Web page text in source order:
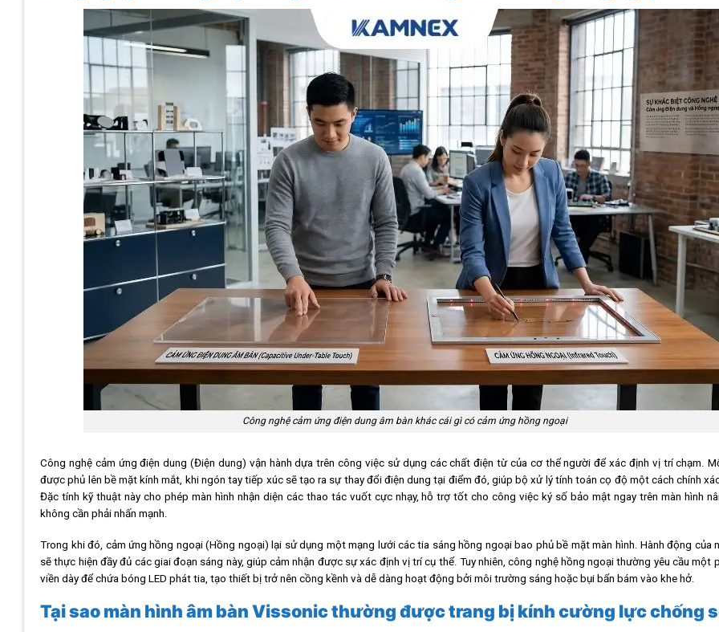
Công nghệ cảm ứng điện dung âm bàn khác cái gì có cảm ứng hồng ngoại
Công nghệ cảm ứng điện dung (Điện dung) vận hành dựa trên công việc sử dụng các chất điện từ của cơ thể người để xác định vị trí chạm.
được phủ lên bề mặt kính mắt, khi ngón tay tiếp xúc sẽ tạo ra sự thay đổi điện dung tại điểm đó, giúp bộ xử lý tính toán cọ độ một cách chính
Đặc tính kỹ thuật này cho phép màn hình nhận diện các thao tác vuốt cực nhạy, hỗ trợ tốt cho công việc ký số bảo mật ngay trên màn hình
không cần phải nhấn mạnh.
Trong khi đó, cảm ứng hồng ngoại (Hồng ngoại) lại sử dụng một mạng lưới các tia sáng hồng ngoại bao phủ bề mặt màn hình. Hành động của
sẽ thực hiện đầy đủ các giai đoạn sáng này, giúp cảm nhận được sự xác định vị trí cụ thể. Tuy nhiên, công nghệ hồng ngoại thường yêu cầu một
viền dày để chứa bóng LED phát tia, tạo thiết bị trở nên cồng kềnh và dễ dàng hoạt động bởi môi trường sáng hoặc bụi bẩn bám vào khe hở.
Tại sao màn hình âm bàn Vissonic thường được trang bị kính cường lực chống